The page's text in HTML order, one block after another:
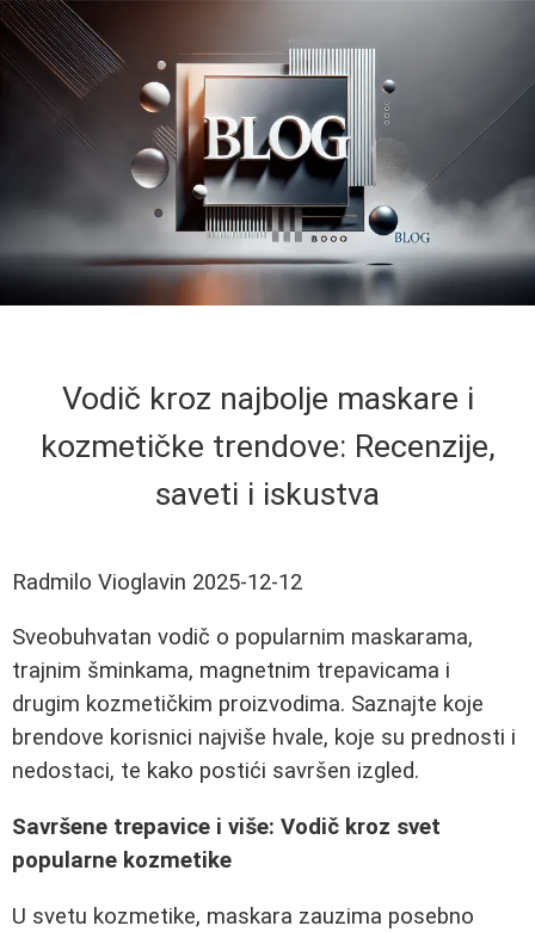
Vodič kroz najbolje maskare i
kozmetičke trendove: Recenzije,
saveti i iskustva
Radmilo Vioglavin 2025-12-12
Sveobuhvatan vodič o popularnim maskarama,
trajnim šminkama, magnetnim trepavicama i
drugim kozmetičkim proizvodima. Saznajte koje
brendove korisnici najviše hvale, koje su prednosti i
nedostaci, te kako postići savršen izgled.
Savršene trepavice i više: Vodič kroz svet
popularne kozmetike
U svetu kozmetike, maskara zauzima posebno